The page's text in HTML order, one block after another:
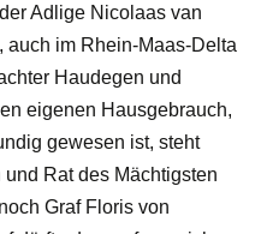
Adlige Nicolaas van
auch im Rhein-Maas-Delta
Haudegen und
eigenen Hausgebrauch,
gewesen ist, steht
Rat des Mächtigsten
Graf Floris von